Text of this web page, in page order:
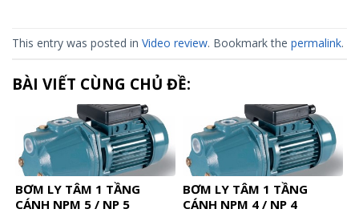
This entry was posted in Video review. Bookmark the permalink.
BÀI VIẾT CÙNG CHỦ ĐỀ:
BƠM LY TÂM 1 TẦNG
CÁNH NPM 5 / NP 5
BƠM LY TÂM 1 TẦNG
CÁNH NPM 4 / NP 4